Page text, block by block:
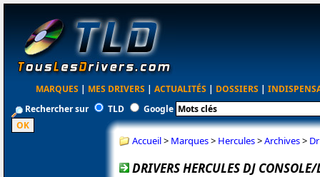
MARQUES | MES DRIVERS | ACTUALITÉS | DOSSIERS |
Rechercher sur
TLD Google
Accueil> Marques> Hercules>Archives>
DRIVERS HERCULES DJ